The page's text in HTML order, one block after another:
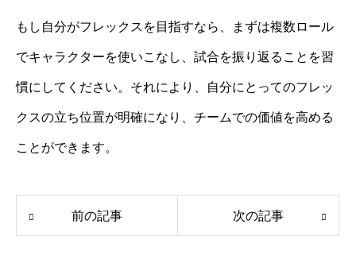
もし自分がフレックスを目指すなら、まずは複数ロール
でキャラクターを使いこなし、試合を振り返ることを習
慣にしてください。それにより、自分にとってのフレッ
クスの立ち位置が明確になり、チームでの価値を高める
ことができます。
前の記事 次の記事